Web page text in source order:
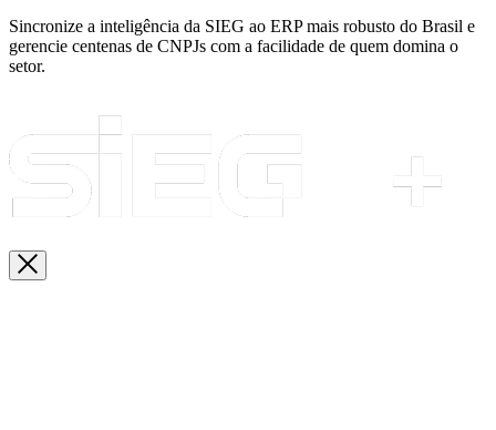
Sincronize a inteligência da SIEG ao ERP mais robusto do Brasil e
gerencie centenas de CNPJs com a facilidade de quem domina o
setor.